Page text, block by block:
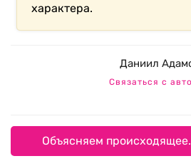
характера.
Даниил
Связаться с
Объясняем происходящее.